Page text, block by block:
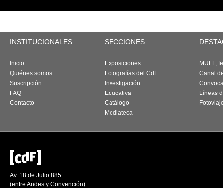
INSTITUCIONALES SECCIONES
Inicio
Quiénes somos
Suscripción
FAQ
Contacto
Exposiciones
Fotografías del CdF
Investigación
Educativa
Catálogo
Mediateca
MUFF,
Canal
Líneas
Av. 18 de Julio 885
(entre Andes y Convención)